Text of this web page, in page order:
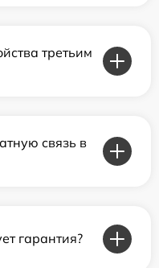
третьим
связь в
гарантия?